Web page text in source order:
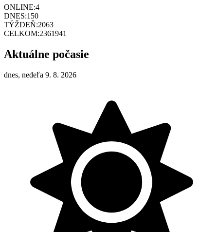
ONLINE:4
DNES:150
TÝŽDEŇ:2063
CELKOM:2361941
Aktuálne počasie
dnes, nedeľa 9. 8. 2026